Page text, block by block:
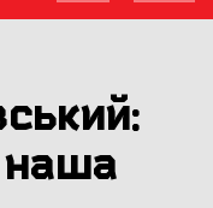
наша